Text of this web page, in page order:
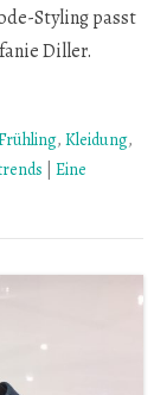
Styling passt
Diller.
, Kleidung,
Eine